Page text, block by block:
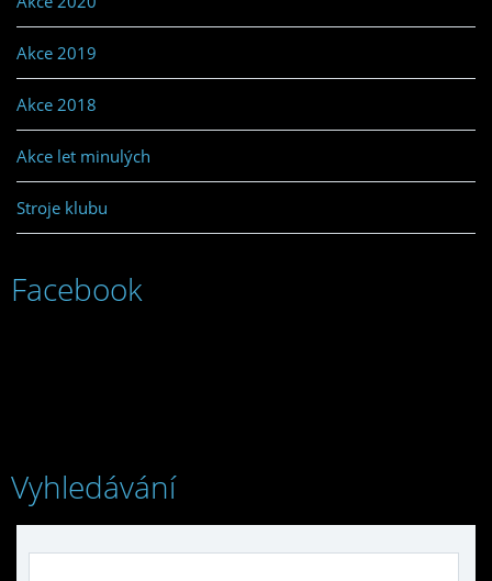
Akce 2019
Akce 2018
Akce let minulých
Stroje klubu
Facebook
Vyhledávání